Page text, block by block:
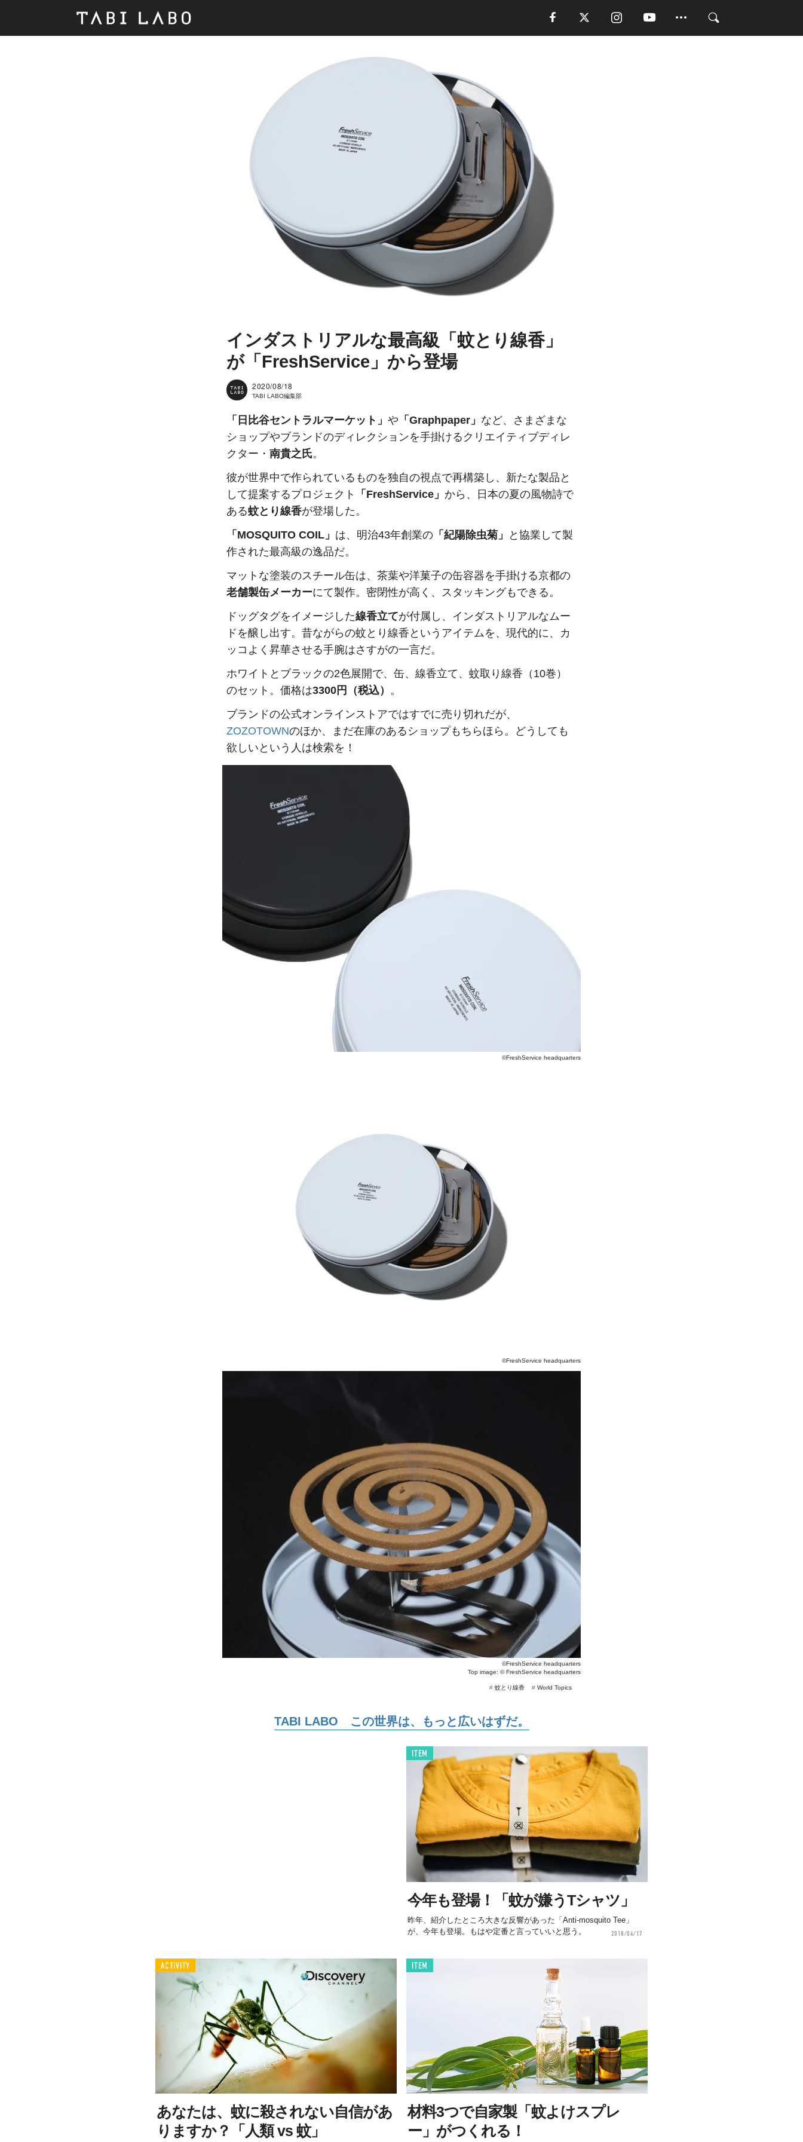
インダストリアルな最高級「蚊とり線香」
が「FreshService」から登場
2020/08/18
TABI LABO編集部
「日比谷セントラルマーケット」 や 「Graphpaper」 など、さまざまな
ショップやブランドのディレクションを手掛けるクリエイティブディレ
クター・ 南貴之氏。
彼が世界中で作られているものを独自の視点で再構築し、新たな製品と
して提案するプロジェクト
「FreshService」 から、日本の夏の風物詩で
ある蚊とり線香が登場した。
「MOSQUITO COIL」 は、明治43年創業の 「紀陽除虫菊」
と協業して製
作された最高級の逸品だ。
マットな塗装のスチール缶は、茶葉や洋菓子の缶容器を手掛ける京都の
老舗製缶メーカーにて製作。密閉性が高く、スタッキングもできる。
ドッグタグをイメージした線香立てが付属し、インダストリアルなムー
ドを醸し出す。昔ながらの蚊とり線香というアイテムを、現代的に、カ
ッコよく昇華させる手腕はさすがの一言だ。
ホワイトとブラックの2色展開で、缶、線香立て、蚊取り線香（10巻）
のセット。価格は3300円（税込） 。
ブランドの公式オンラインストアではすでに売り切れだが、
ZOZOTOWNのほか、まだ在庫のあるショップもちらほら。どうしても
欲しいという人は検索を！
©FreshService headquarters
©FreshService headquarters
©FreshService headquarters
Top image: © FreshService headquarters
# World Topics
# 蚊とり線香
TABI LABO この世界は、もっと広いはずだ。
ITEM
今年も登場！「蚊が嫌うTシャツ」
昨年、紹介したところ大きな反響があった「Anti-mosquito Tee」
が、今年も登場。もはや定番と言っていいと思う。
2018/04/17
ACTIVITY
あなたは、蚊に殺されない自信があ
りますか？「人類 vs 蚊」
ITEM
材料3つで自家製「蚊よけスプレ
ー」がつくれる！